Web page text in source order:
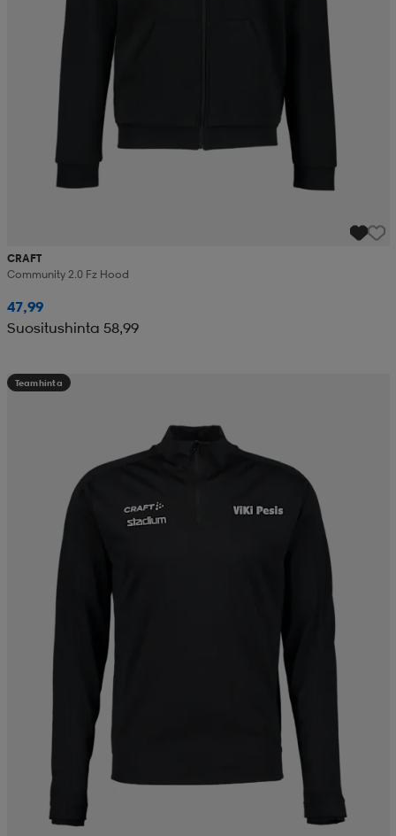
CRAFT
Community 2.0 Fz Hood
47,99
Suositushinta 58,99
Teamhinta